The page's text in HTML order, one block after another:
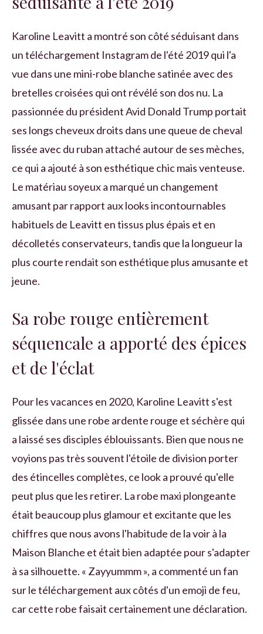
Karoline Leavitt a montré son côté séduisant dans
un téléchargement Instagram de l'été 2019 qui l'a
vue dans une mini-robe blanche satinée avec des
bretelles croisées qui ont révélé son dos nu. La
passionnée du président Avid Donald Trump portait
ses longs cheveux droits dans une queue de cheval
lissée avec du ruban attaché autour de ses mèches,
ce qui a ajouté à son esthétique chic mais venteuse.
Le matériau soyeux a marqué un changement
amusant par rapport aux looks incontournables
habituels de Leavitt en tissus plus épais et en
décolletés conservateurs, tandis que la longueur la
plus courte rendait son esthétique plus amusante et
jeune.
Sa robe rouge entièrement
séquencale a apporté des épices
et de l'éclat
Pour les vacances en 2020, Karoline Leavitt s'est
glissée dans une robe ardente rouge et séchère qui
a laissé ses disciples éblouissants. Bien que nous ne
voyions pas très souvent l'étoile de division porter
des étincelles complètes, ce look a prouvé qu'elle
peut plus que les retirer. La robe maxi plongeante
était beaucoup plus glamour et excitante que les
chiffres que nous avons l'habitude de la voir à la
Maison Blanche et était bien adaptée pour s'adapter
à sa silhouette. « Zayyummm », a commenté un fan
sur le téléchargement aux côtés d'un emoji de feu,
car cette robe faisait certainement une déclaration.